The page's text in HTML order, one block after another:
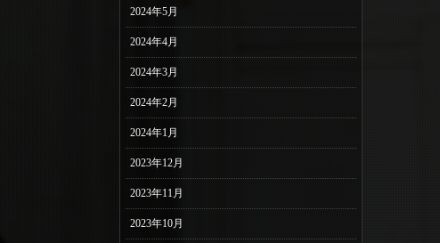
2024年5月
2024年4月
2024年3月
2024年2月
2024年1月
2023年12月
2023年11月
2023年10月